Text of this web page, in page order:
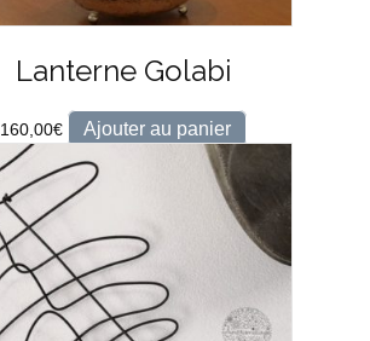
Lanterne Golabi
160,00€ Ajouter au panier